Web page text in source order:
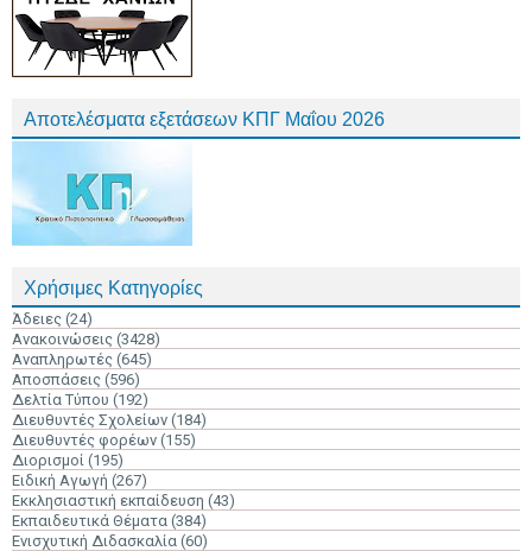
Αποτελέσματα εξετάσεων ΚΠΓ Μαΐου 2026
Χρήσιμες Κατηγορίες
Άδειες (24)
Ανακοινώσεις (3428)
Αναπληρωτές (645)
Αποσπάσεις (596)
Δελτία Τύπου (192)
Διευθυντές Σχολείων (184)
Διευθυντές φορέων (155)
Διορισμοί (195)
Ειδική Αγωγή (267)
Εκκλησιαστική εκπαίδευση (43)
Εκπαιδευτικά Θέματα (384)
Ενισχυτική Διδασκαλία (60)